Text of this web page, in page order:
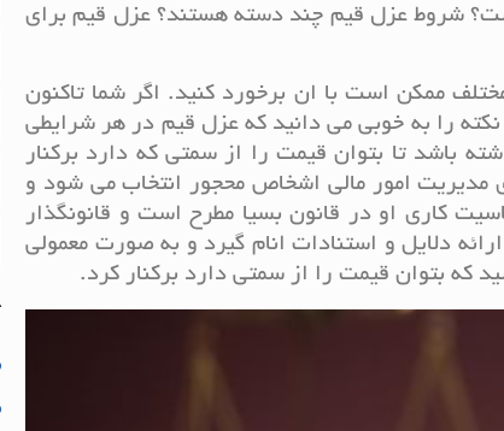
شروط عزل قیم چند دسته هستند؟ عزل قیم برای
ممکن است با ان برخورد کنید. اگر شما تاکنون
را به خوبی می دانید که عزل قیم در هر شرایطی
باشد تا بتوان قیمت را از سمتی که دارد برکنار
امور مالی اشخاص محجور انتخاب می شود و
کاری او در قانون بسیا مطرح است و قانونگذار
دلایل و استنادات انام گیرد و به صورت معمولی
که بتوان قیمت را از سمتی دارد برکنار کرد.